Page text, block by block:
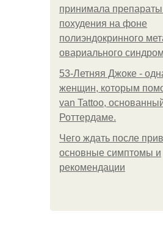
принимала
похудения на фоне
полиэндокринного
овариального
53-Летняя Джоке -
женщин, которым
van Tattoo,
Роттердаме.
Чего ждать после
основные симптомы и
рекомендации